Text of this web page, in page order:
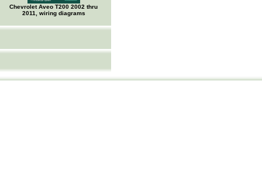
Chevrolet Aveo Т200 2002 thru
2011, wiring diagrams